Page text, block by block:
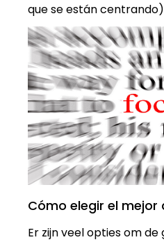
que se están
Cómo elegir el
Er zijn veel opties om